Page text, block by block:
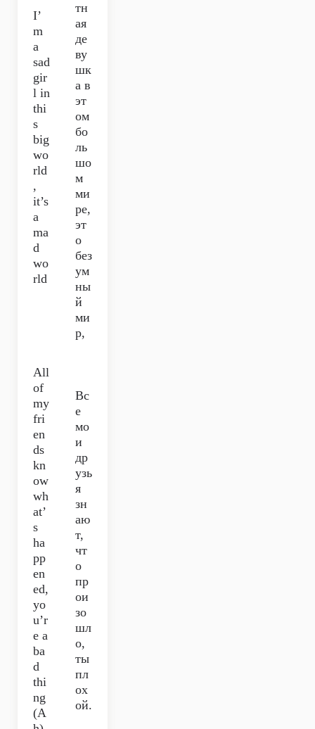
I’
m
a
sad
gir
l in
thi
s
big
wo
rld
,
it’s
a
ma
d
wo
rld
тн
ая
де
ву
шк
а в
эт
ом
бо
ль
шо
м
ми
ре,
эт
о
без
ум
ны
й
ми
р,
All
of
my
fri
en
ds
kn
ow
wh
at’
s
ha
pp
en
ed,
yo
u’r
e a
ba
d
thi
ng
(A
Вс
е
мо
и
др
узь
я
зн
аю
т,
чт
о
пр
ои
зо
шл
о,
ты
пл
ох
ой.